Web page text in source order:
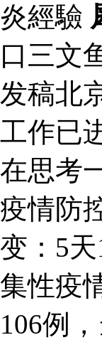
炎經驗
口三文
发稿北
工作已
在思考
疫情防
变：5
集性疫
106例